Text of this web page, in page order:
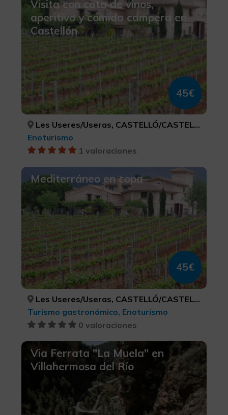
Visita con cata de vinos,
aperitivo y comida campera en
Castellón
45€
Les Useres/Useras, CASTELLÓ/CASTELLÓN
Enoturismo
1 valoraciones
Mediterráneo en copa
45€
Les Useres/Useras, CASTELLÓ/CASTELLÓN
Turismo gastronómico, Enoturismo
0 valoraciones
Via Ferrata "La Muela" en
Villahermosa del Río